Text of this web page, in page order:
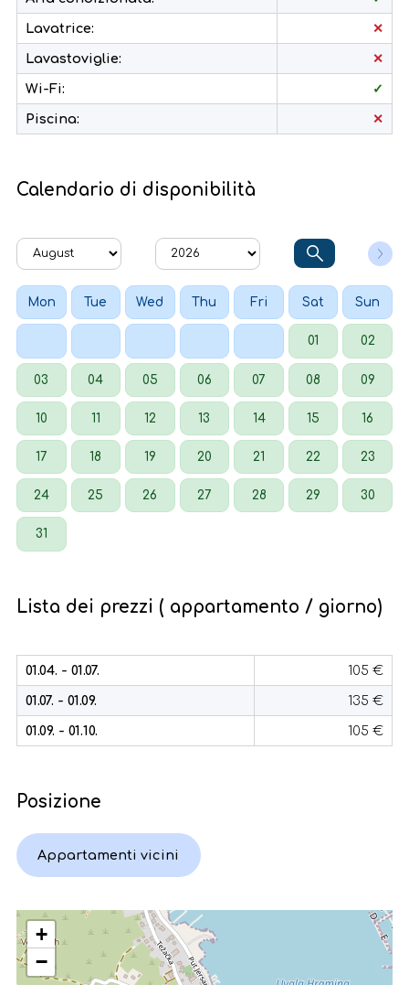
Lavatrice: ✕
Lavastoviglie: ✕
Wi-Fi: ✓
Piscina: ✕
Calendario di disponibilità
Mon Tue Wed Thu Fri Sat Sun
01 02
03 04 05 06 07 08 09
10 11 12 13 14 15 16
17 18 19 20 21 22 23
24 25 26 27 28 29 30
31
Lista dei prezzi ( appartamento / giorno)
01.04. - 01.07. 105 €
01.07. - 01.09. 135 €
01.09. - 01.10. 105 €
Posizione
Appartamenti vicini
+
−